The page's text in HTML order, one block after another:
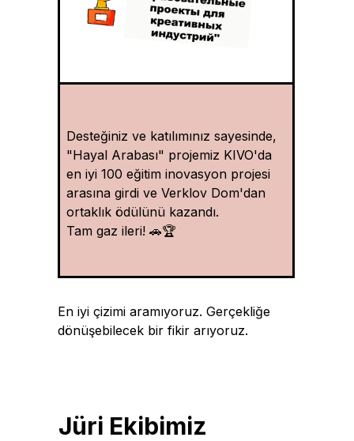
En iyi çizimi aramıyoruz. Gerçekliğe
dönüşebilecek bir fikir arıyoruz.
Desteğiniz ve katılımınız sayesinde,
"Hayal Arabası" projemiz KIVO'da
en iyi 100 eğitim inovasyon projesi
arasına girdi ve Verklov Dom'dan
ortaklık ödülünü kazandı.
Tam gaz ileri! 🚗🏆
Jüri Ekibimiz